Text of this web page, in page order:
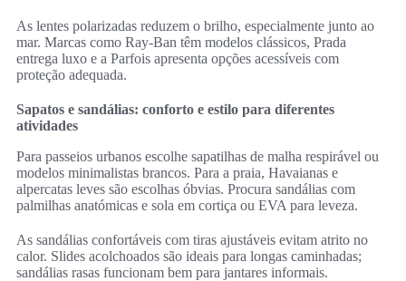
As lentes polarizadas reduzem o brilho, especialmente junto ao
mar. Marcas como Ray-Ban têm modelos clássicos, Prada
entrega luxo e a Parfois apresenta opções acessíveis com
proteção adequada.
Sapatos e sandálias: conforto e estilo para diferentes
atividades
Para passeios urbanos escolhe sapatilhas de malha respirável ou
modelos minimalistas brancos. Para a praia, Havaianas e
alpercatas leves são escolhas óbvias. Procura sandálias com
palmilhas anatómicas e sola em cortiça ou EVA para leveza.
As sandálias confortáveis com tiras ajustáveis evitam atrito no
calor. Slides acolchoados são ideais para longas caminhadas;
sandálias rasas funcionam bem para jantares informais.